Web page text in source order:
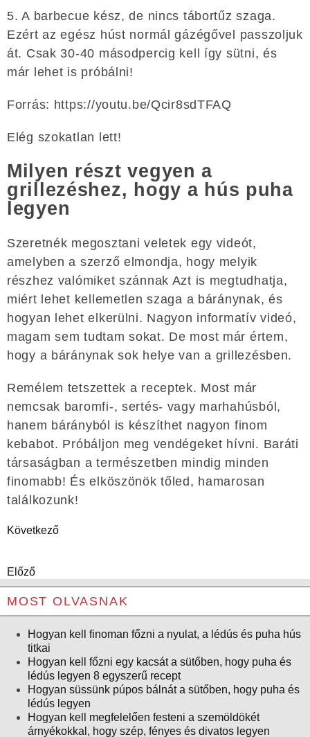
5. A barbecue kész, de nincs tábortűz szaga.
Ezért az egész húst normál gázégővel passzoljuk
át. Csak 30-40 másodpercig kell így sütni, és
már lehet is próbálni!
Forrás: https://youtu.be/Qcir8sdTFAQ
Elég szokatlan lett!
Milyen részt vegyen a
grillezéshez, hogy a hús puha
legyen
Szeretnék megosztani veletek egy videót,
amelyben a szerző elmondja, hogy melyik
részhez valómiket szánnak Azt is megtudhatja,
miért lehet kellemetlen szaga a báránynak, és
hogyan lehet elkerülni. Nagyon informatív videó,
magam sem tudtam sokat. De most már értem,
hogy a báránynak sok helye van a grillezésben.
Remélem tetszettek a receptek. Most már
nemcsak baromfi-, sertés- vagy marhahúsból,
hanem bárányból is készíthet nagyon finom
kebabot. Próbáljon meg vendégeket hívni. Baráti
társaságban a természetben mindig minden
finomabb! És elköszönök tőled, hamarosan
találkozunk!
Következő
Előző
MOST OLVASNAK
Hogyan kell finoman főzni a nyulat, a lédús és puha hús
titkai
Hogyan kell főzni egy kacsát a sütőben, hogy puha és
lédús legyen 8 egyszerű recept
Hogyan süssünk púpos bálnát a sütőben, hogy puha és
lédús legyen
Hogyan kell megfelelően festeni a szemöldökét
árnyékokkal, hogy szép, fényes és divatos legyen